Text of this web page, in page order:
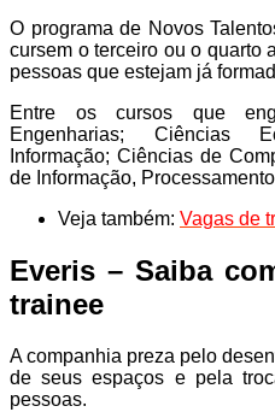
O programa de Novos
cursem o terceiro ou o quarto
pessoas que estejam já
Entre os cursos que
Engenharias; Ciências
Informação; Ciências de
de Informação,
Veja também: Vagas de
Everis – Saiba
trainee
A companhia preza pelo
de seus espaços e pela
pessoas.